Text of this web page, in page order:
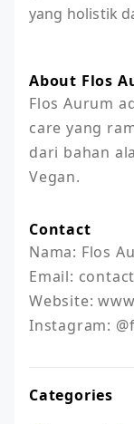
yang holistik
About Flos
Flos Aurum
care yang
dari bahan
Vegan.
Contact
Nama: Flos
Email:
Website:
Instagram:
Categories